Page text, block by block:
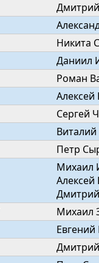
Никита
Даниил
Роман
Сергей
Петр
Михаил
Алексей
Михаил
Евгений